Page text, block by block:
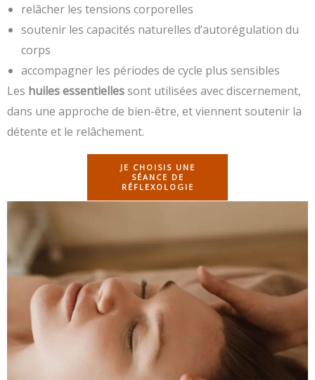
relâcher les tensions corporelles
soutenir les capacités naturelles d’autorégulation du
corps
accompagner les périodes de cycle plus sensibles
Les huiles essentiellessont utilisées avec discernement,
dans une approche de bien-être, et viennent soutenir la
détente et le relâchement.
JE CHOISIS UNE
SÉANCE DE
RÉFLEXOLOGIE